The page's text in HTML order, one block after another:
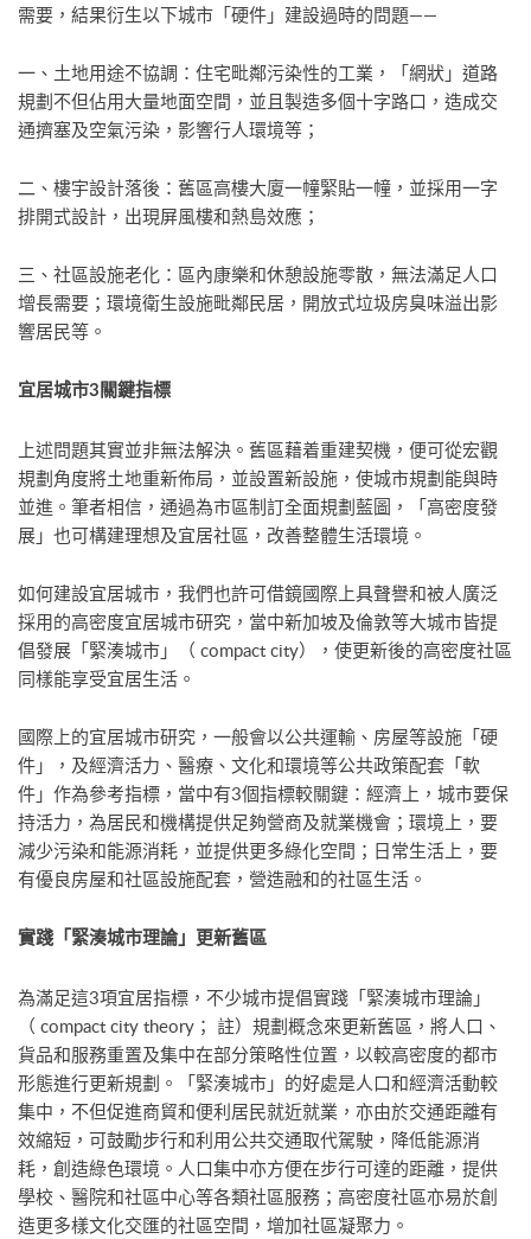
需要，結果衍生以下城市「硬件」建設過時的問題——
一、土地用途不協調：住宅毗鄰污染性的工業，「網狀」道路
規劃不但佔用大量地面空間，並且製造多個十字路口，造成交
通擠塞及空氣污染，影響行人環境等；
二、樓宇設計落後：舊區高樓大廈一幢緊貼一幢，並採用一字
排開式設計，出現屏風樓和熱島效應；
三、社區設施老化：區內康樂和休憩設施零散，無法滿足人口
增長需要；環境衛生設施毗鄰民居，開放式垃圾房臭味溢出影
響居民等。
宜居城市3關鍵指標
上述問題其實並非無法解決。舊區藉着重建契機，便可從宏觀
規劃角度將土地重新佈局，並設置新設施，使城市規劃能與時
並進。筆者相信，通過為市區制訂全面規劃藍圖，「高密度發
展」也可構建理想及宜居社區，改善整體生活環境。
如何建設宜居城市，我們也許可借鏡國際上具聲譽和被人廣泛
採用的高密度宜居城市研究，當中新加坡及倫敦等大城市皆提
倡發展「緊湊城市」（ compact city），使更新後的高密度社區
同樣能享受宜居生活。
國際上的宜居城市研究，一般會以公共運輸、房屋等設施「硬
件」，及經濟活力、醫療、文化和環境等公共政策配套「軟
件」作為參考指標，當中有3個指標較關鍵：經濟上，城市要保
持活力，為居民和機構提供足夠營商及就業機會；環境上，要
減少污染和能源消耗，並提供更多綠化空間；日常生活上，要
有優良房屋和社區設施配套，營造融和的社區生活。
實踐「緊湊城市理論」更新舊區
為滿足這3項宜居指標，不少城市提倡實踐「緊湊城市理論」
（ compact city theory； 註）規劃概念來更新舊區，將人口、
貨品和服務重置及集中在部分策略性位置，以較高密度的都市
形態進行更新規劃。「緊湊城市」的好處是人口和經濟活動較
集中，不但促進商貿和便利居民就近就業，亦由於交通距離有
效縮短，可鼓勵步行和利用公共交通取代駕駛，降低能源消
耗，創造綠色環境。人口集中亦方便在步行可達的距離，提供
學校、醫院和社區中心等各類社區服務；高密度社區亦易於創
造更多樣文化交匯的社區空間，增加社區凝聚力。